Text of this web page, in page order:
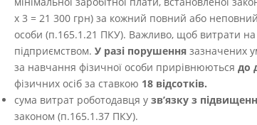
х 3 = 21 300 грн) за кожний повний або
особи (п.165.1.21 ПКУ). Важливо, щоб витрати на
підприємством. У разі порушення зазначених
за навчання фізичної особи прирівнюються до
фізичних осіб за ставкою 18 відсотків.
сума витрат роботодавця у зв’язку з
законом (п.165.1.37 ПКУ).